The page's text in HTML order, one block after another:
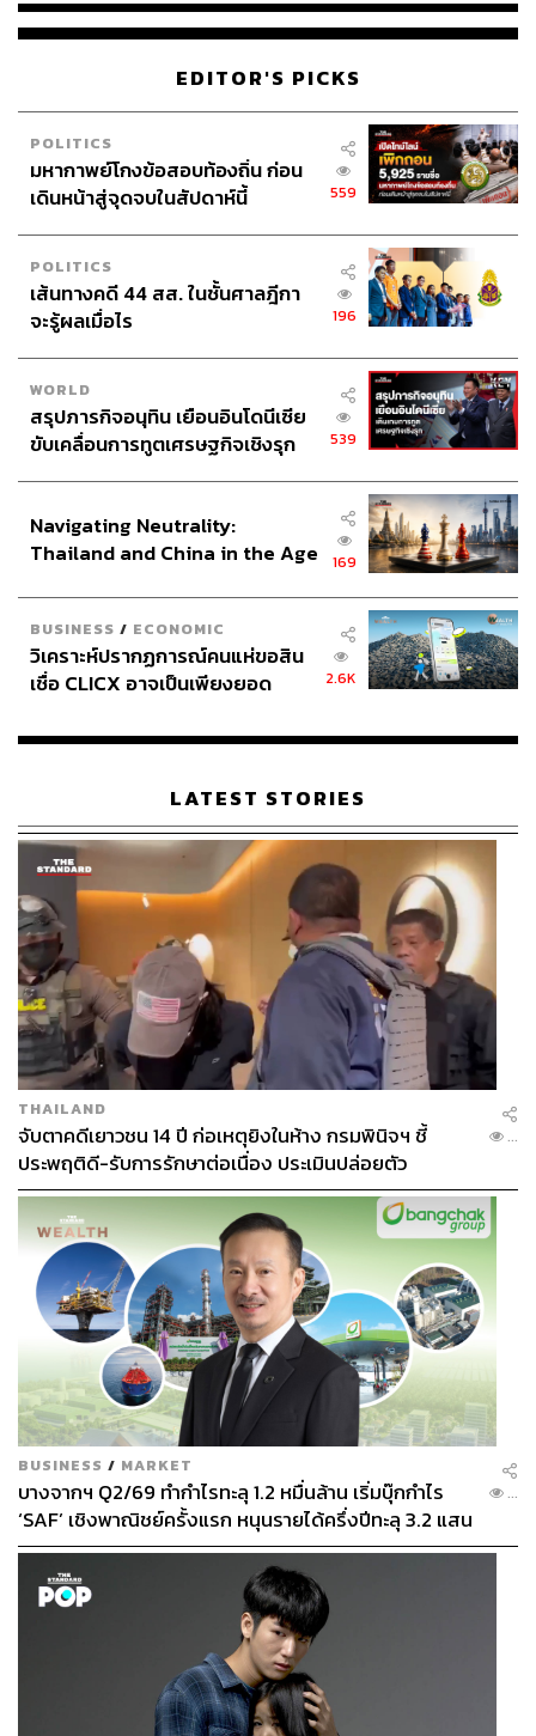
EDITOR'S PICKS
POLITICS
มหากาพย์โกงข้อสอบท้องถิ่น ก่อน
เดินหน้าสู่จุดจบในสัปดาห์นี้
559
POLITICS
เส้นทางคดี 44 สส. ในชั้นศาลฎีกา
จะรู้ผลเมื่อไร
196
WORLD
สรุปภารกิจอนุทิน เยือนอินโดนีเซีย
ขับเคลื่อนการทูตเศรษฐกิจเชิงรุก
539
Navigating Neutrality:
Thailand and China in the Age
169
BUSINESS / ECONOMIC
วิเคราะห์ปรากฏการณ์คนแห่ขอสิน
เชื่อ CLICX อาจเป็นเพียงยอด
เรือนไทยที่ถูกซุกไว้
2.6K
LATEST STORIES
THAILAND
จับตาคดีเยาวชน 14 ปี ก่อเหตุยิงในห้าง กรมพินิจฯ ชี้
ประพฤติดี-รับการรักษาต่อเนื่อง ประเมินปล่อยตัว
...
BUSINESS / MARKET
บางจากฯ Q2/69 ทำกำไรทะลุ 1.2 หมื่นล้าน เริ่มบุ๊กกำไร
‘SAF’ เชิงพาณิชย์ครั้งแรก หนุนรายได้ครึ่งปีทะลุ 3.2 แสน
ล้าน
...